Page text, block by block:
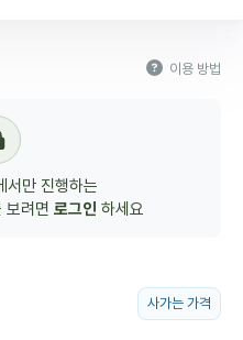
이용 방법
서만 진행하는
보려면 로그인 하세요
사가는 가격